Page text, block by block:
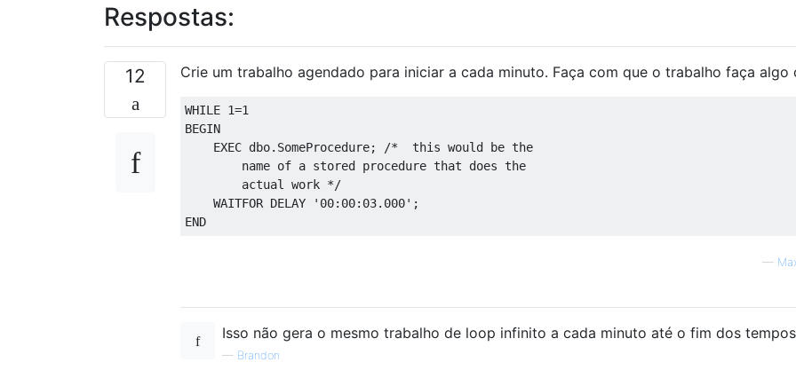
Respostas:
12 Crie um trabalho agendado para iniciar a cada minuto. Faça com que o trabalho faça algo
WHILE 1=1
BEGIN
EXEC dbo. SomeProcedure;
/*  this would be the
        name of a stored procedure that does the
        actual work */
WAITFOR DELAY '00:00:03.000' ;
END
—
Isso não gera o mesmo trabalho de loop infinito a cada minuto até o fim dos
— Brandon